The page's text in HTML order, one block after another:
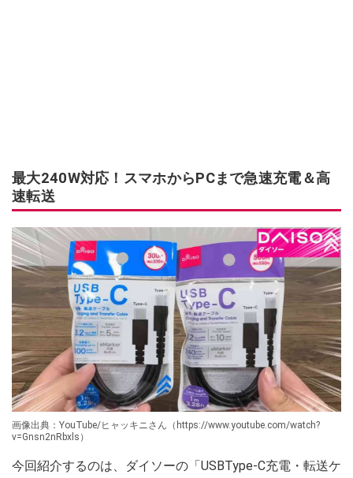
最大240W対応！スマホからPCまで急速充電＆高
速転送
画像出典：YouTube/ヒャッキニさん（https://www.youtube.com/watch?
v=Gnsn2nRbxls）
今回紹介するのは、ダイソーの「USBType-C充電・転送ケ